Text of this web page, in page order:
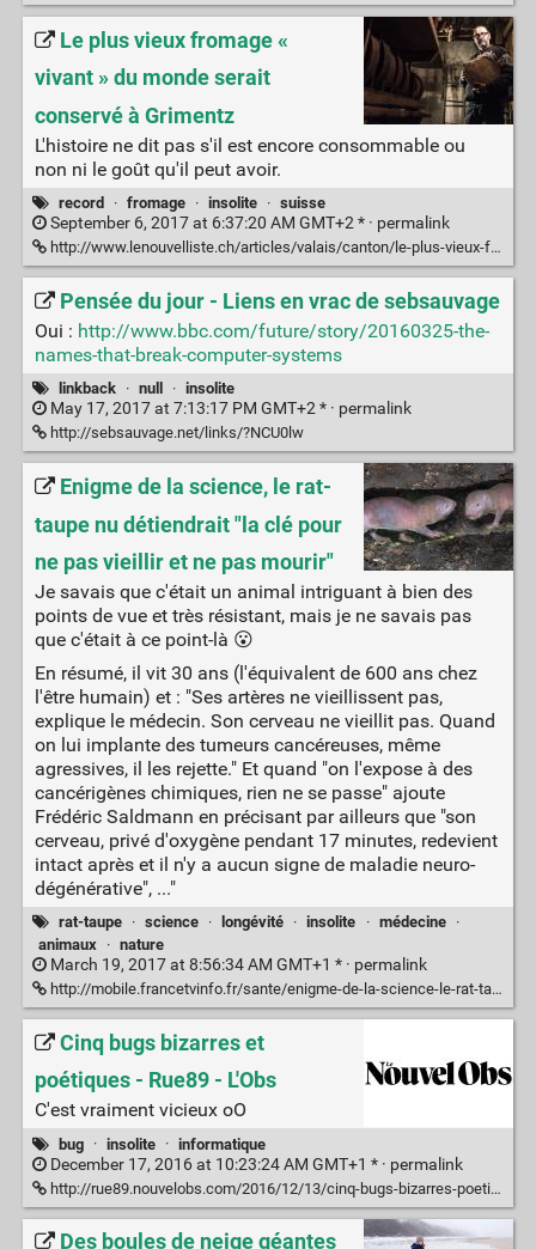
Le plus vieux fromage «
vivant » du monde serait
conservé à Grimentz
L'histoire ne dit pas s'il est encore consommable ou
non ni le goût qu'il peut avoir.
record · fromage · insolite · suisse
September 6, 2017 at 6:37:20 AM GMT+2 * · permalink
http://www.lenouvelliste.ch/articles/valais/canton/le-plus-vieux-fromage-vivant-du-monde-serait-conserve-a-grimentz-605425
Pensée du jour - Liens en vrac de sebsauvage
Oui : http://www.bbc.com/future/story/20160325-the-
names-that-break-computer-systems
linkback · null · insolite
May 17, 2017 at 7:13:17 PM GMT+2 * · permalink
http://sebsauvage.net/links/?NCU0lw
Enigme de la science, le rat-
taupe nu détiendrait "la clé pour
ne pas vieillir et ne pas mourir"
Je savais que c'était un animal intriguant à bien des
points de vue et très résistant, mais je ne savais pas
que c'était à ce point-là 😮
En résumé, il vit 30 ans (l'équivalent de 600 ans chez
l'être humain) et : "Ses artères ne vieillissent pas,
explique le médecin. Son cerveau ne vieillit pas. Quand
on lui implante des tumeurs cancéreuses, même
agressives, il les rejette." Et quand "on l'expose à des
cancérigènes chimiques, rien ne se passe" ajoute
Frédéric Saldmann en précisant par ailleurs que "son
cerveau, privé d'oxygène pendant 17 minutes, redevient
intact après et il n'y a aucun signe de maladie neuro-
dégénérative", ..."
rat-taupe · science · longévité · insolite · médecine
·
animaux
· nature
March 19, 2017 at 8:56:34 AM GMT+1 * · permalink
http://mobile.francetvinfo.fr/sante/enigme-de-la-science-le-rat-taupe-nu-detiendrait-la-cle-pour-ne-pas-vieillir-et-ne-pas-mourir_2095287.html#xtref=http://hitek.fr/actualite/incroyable-histoire-du-rat-taupe-nu_12368
Cinq bugs bizarres et
poétiques - Rue89 - L'Obs
C'est vraiment vicieux oO
bug · insolite · informatique
December 17, 2016 at 10:23:24 AM GMT+1 * · permalink
http://rue89.nouvelobs.com/2016/12/13/cinq-bugs-bizarres-poetiques-265888
Des boules de neige géantes